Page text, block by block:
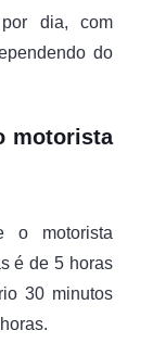
dia, com
do
motorista
o motorista
é de 5 horas
30 minutos